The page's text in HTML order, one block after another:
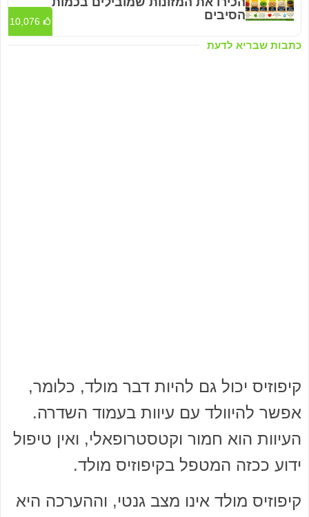
כתבות שבריא לדעת
הסיבים
10,076
קיפוזיס יכול גם להיות דבר מולד, כלומר,
אפשר להיוולד עם עיוות בעמוד השדרה.
העיוות הוא חמור וקטסטרופאלי, ואין טיפול
ידוע ככזה המטפל בקיפוזיס מולד.
קיפוזיס מולד אינו מצב גנטי, וההערכה היא